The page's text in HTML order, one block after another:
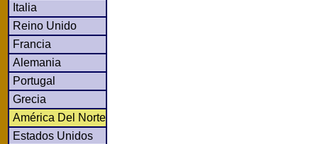
Italia
Reino Unido
Francia
Alemania
Portugal
Grecia
América Del Norte
Estados Unidos